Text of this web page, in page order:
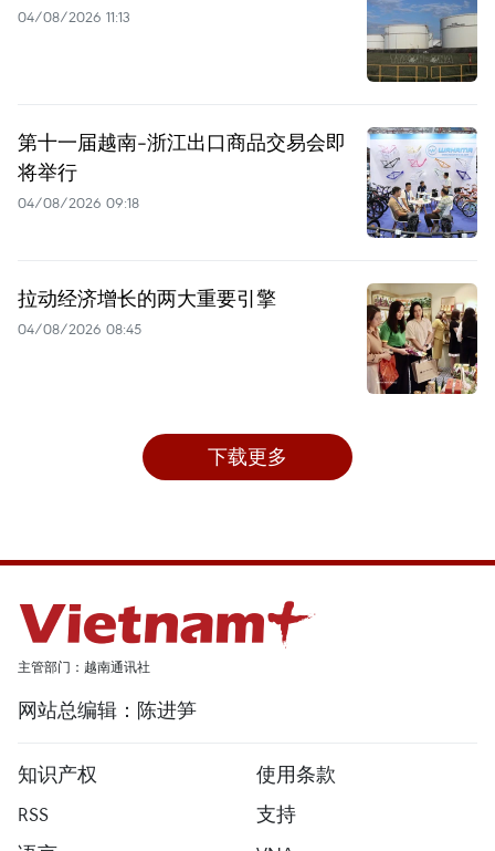
04/08/2026 11:13
第十一届越南-浙江出口商品交易会即
将举行
04/08/2026 09:18
拉动经济增长的两大重要引擎
04/08/2026 08:45
下载更多
主管部门：越南通讯社
网站总编辑：陈进笋
知识产权
使用条款
RSS
支持